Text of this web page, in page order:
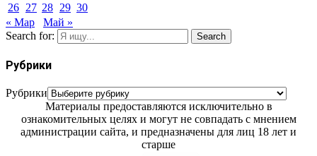
26 27 28 29 30
« Мар
Май »
Search for:
Search
Рубрики
Рубрики
Материалы предоставляются исключительно в
ознакомительных целях и могут не совпадать с мнением
администрации сайта, и предназначены для лиц 18 лет и
старше